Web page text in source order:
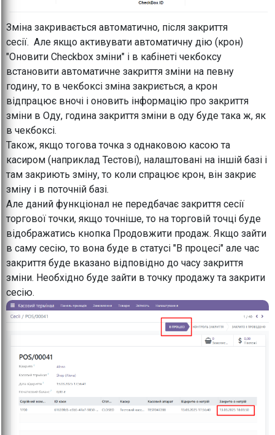
Зміна закривається автоматично, після закриття
сесії. Але якщо активувати автоматичну дію (крон)
"Оновити Checkbox зміни" і в кабінеті чекбоксу
встановити автоматичне закриття зміни на певну
годину, то в чекбоксі зміна закриється, а крон
відпрацює вночі і оновить інформацію про закриття
зміни в Оду, година закриття зміни в оду буде така ж, як
в чекбоксі.
Також, якщо тогова точка з однаковою касою та
касиром (наприклад Тестові), налаштовані на іншій базі і
там закриють зміну, то коли спрацює крон, він закриє
зміну і в поточній базі.
Але даний функціонал не передбачає закриття сесії
торгової точки, якщо точніше, то на торговій точці буде
відображатись кнопка Продовжити продаж. Якщо зайти
в саму сесію, то вона буде в статусі "В процесі" але час
закриття буде вказано відповідно до часу закриття
зміни. Необхідно буде зайти в точку продажу та закрити
сесію.